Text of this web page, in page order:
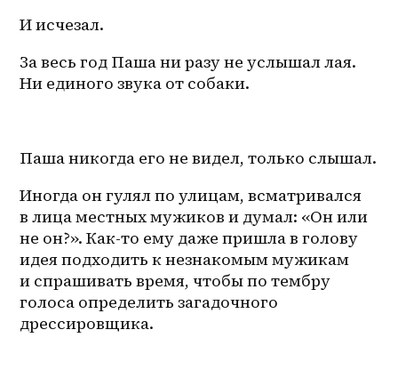
И исчезал.
За весь год Паша ни разу не услышал лая.
Ни единого звука от собаки.
Паша никогда его не видел, только слышал.
Иногда он гулял по улицам, всматривался
в лица местных мужиков и думал: «Он или
не он?». Как-то ему даже пришла в голову
идея подходить к незнакомым мужикам
и спрашивать время, чтобы по тембру
голоса определить загадочного
дрессировщика.